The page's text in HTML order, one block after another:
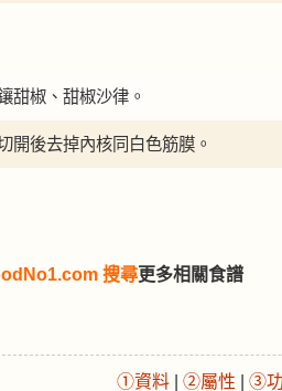
甜椒、甜椒沙律。
開後去掉內核同白色筋膜。
搜尋更多相關食譜
①資料 ②屬性 ③